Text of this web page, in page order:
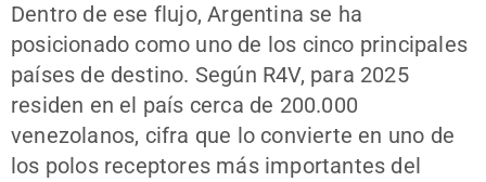
Dentro de ese flujo, Argentina se ha
posicionado como uno de los cinco principales
países de destino. Según R4V, para 2025
residen en el país cerca de 200.000
venezolanos, cifra que lo convierte en uno de
los polos receptores más importantes del